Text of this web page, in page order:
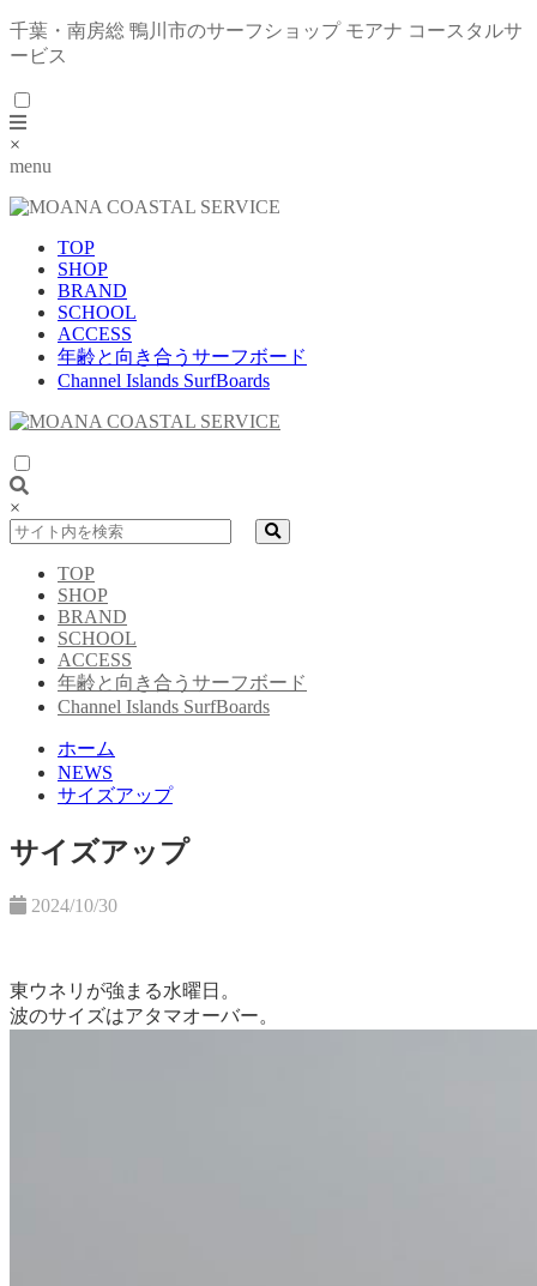
千葉・南房総 鴨川市のサーフショップ モアナ コースタルサ
ービス
×
menu
TOP
SHOP
BRAND
SCHOOL
ACCESS
年齢と向き合うサーフボード
Channel Islands SurfBoards
×
TOP
SHOP
BRAND
SCHOOL
ACCESS
年齢と向き合うサーフボード
Channel Islands SurfBoards
ホーム
NEWS
サイズアップ
サイズアップ
2024/10/30
東ウネリが強まる水曜日。
波のサイズはアタマオーバー。